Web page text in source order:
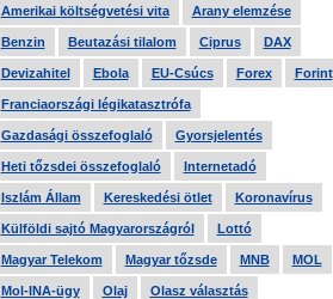
Amerikai költségvetési vita Arany elemzése
Benzin Beutazási tilalom Ciprus DAX
Devizahitel Ebola EU-Csúcs Forex Forint
Franciaországi légikatasztrófa
Gazdasági összefoglaló Gyorsjelentés
Heti tőzsdei összefoglaló Internetadó
Iszlám Állam Kereskedési ötlet Koronavírus
Külföldi sajtó Magyarországról Lottó
Magyar Telekom Magyar tőzsde MNB MOL
Mol-INA-ügy Olaj Olasz választás